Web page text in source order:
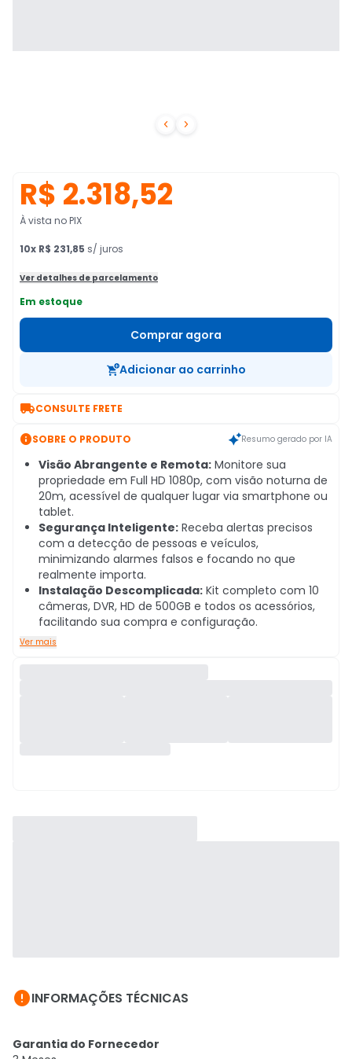
 
R$ 2.318,52
À vista no PIX
10x R$ 231,85 s/ juros
Ver detalhes de parcelamento
Em estoque
Comprar agora
Adicionar ao carrinho
CONSULTE FRETE
SOBRE O PRODUTO Resumo gerado por IA
Visão Abrangente e Remota: Monitore sua
propriedade em Full HD 1080p, com visão noturna de
20m, acessível de qualquer lugar via smartphone ou
tablet.
Segurança Inteligente: Receba alertas precisos
com a detecção de pessoas e veículos,
minimizando alarmes falsos e focando no que
realmente importa.
Instalação Descomplicada: Kit completo com 10
câmeras, DVR, HD de 500GB e todos os acessórios,
facilitando sua compra e configuração.
Ver mais
INFORMAÇÕES TÉCNICAS
Garantia do Fornecedor